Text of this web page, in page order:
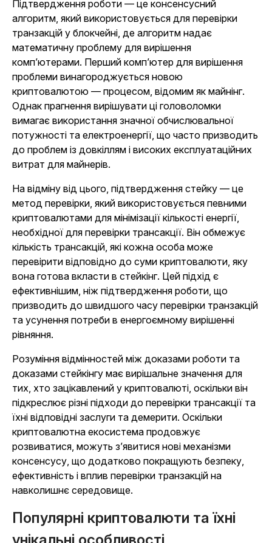
Підтвердження роботи — це консенсусний
алгоритм, який використовується для перевірки
транзакцій у блокчейні, де алгоритм надає
математичну проблему для вирішення
комп’ютерами. Перший комп’ютер для вирішення
проблеми винагороджується новою
криптовалютою — процесом, відомим як майнінг.
Однак прагнення вирішувати ці головоломки
вимагає використання значної обчислювальної
потужності та електроенергії, що часто призводить
до проблем із довкіллям і високих експлуатаційних
витрат для майнерів.
На відміну від цього, підтвердження стейку — це
метод перевірки, який використовується певними
криптовалютами для мінімізації кількості енергії,
необхідної для перевірки трансакції. Він обмежує
кількість трансакцій, які кожна особа може
перевірити відповідно до суми криптовалюти, яку
вона готова вкласти в стейкінг. Цей підхід є
ефективнішим, ніж підтвердження роботи, що
призводить до швидшого часу перевірки транзакцій
та усунення потреби в енергоємному вирішенні
рівняння.
Розуміння відмінностей між доказами роботи та
доказами стейкінгу має вирішальне значення для
тих, хто зацікавлений у криптовалюті, оскільки він
підкреслює різні підходи до перевірки трансакції та
їхні відповідні заслуги та демерити. Оскільки
криптовалютна екосистема продовжує
розвиватися, можуть з’явитися нові механізми
консенсусу, що додатково покращують безпеку,
ефективність і вплив перевірки транзакцій на
навколишнє середовище.
Популярні криптовалюти та їхні